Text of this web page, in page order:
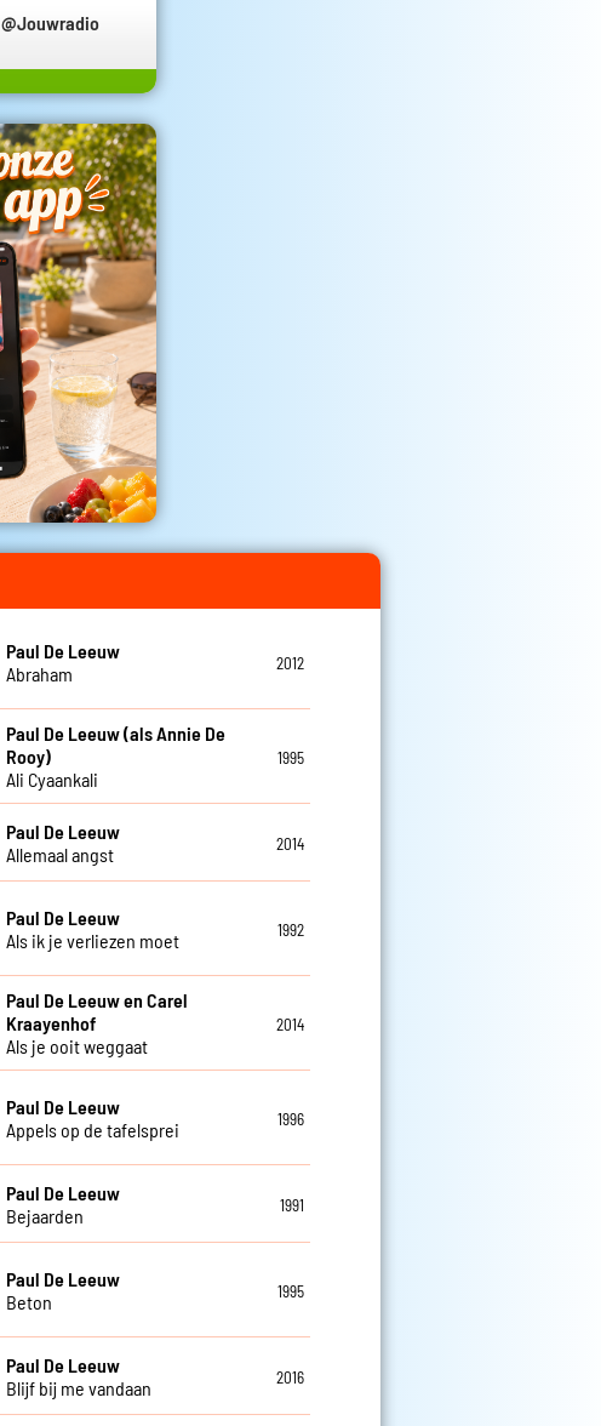
@Jouwradio
Paul De Leeuw
Abraham
2012
Paul De Leeuw (als Annie De
Rooy)
Ali Cyaankali
1995
Paul De Leeuw
Allemaal angst
2014
Paul De Leeuw
Als ik je verliezen moet
1992
Paul De Leeuw en Carel
Kraayenhof
Als je ooit weggaat
2014
Paul De Leeuw
Appels op de tafelsprei
1996
Paul De Leeuw
Bejaarden
1991
Paul De Leeuw
Beton
1995
Paul De Leeuw
Blijf bij me vandaan
2016